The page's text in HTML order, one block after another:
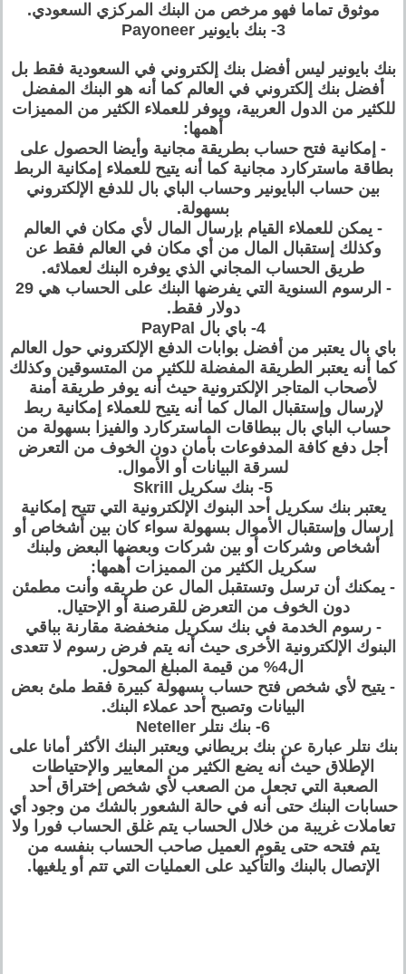
موثوق تماما فهو مرخص من البنك المركزي السعودي.
3- بنك بايونير Payoneer
بنك بايونير ليس أفضل بنك إلكتروني في السعودية فقط بل
أفضل بنك إلكتروني في العالم كما أنه هو البنك المفضل
للكثير من الدول العربية، ويوفر للعملاء الكثير من المميزات
أهمها:
- إمكانية فتح حساب بطريقة مجانية وأيضا الحصول على
بطاقة ماستركارد مجانية كما أنه يتيح للعملاء إمكانية الربط
بين حساب البايونير وحساب الباي بال للدفع الإلكتروني
بسهولة.
- يمكن للعملاء القيام بإرسال المال لأي مكان في العالم
وكذلك إستقبال المال من أي مكان في العالم فقط عن
طريق الحساب المجاني الذي يوفره البنك لعملائه.
- الرسوم السنوية التي يفرضها البنك على الحساب هي 29
دولار فقط.
4- باي بال PayPal
باي بال يعتبر من أفضل بوابات الدفع الإلكتروني حول العالم
كما أنه يعتبر الطريقة المفضلة للكثير من المتسوقين وكذلك
لأصحاب المتاجر الإلكترونية حيث أنه يوفر طريقة أمنة
لإرسال وإستقبال المال كما أنه يتيح للعملاء إمكانية ربط
حساب الباي بال ببطاقات الماستركارد والفيزا بسهولة من
أجل دفع كافة المدفوعات بأمان دون الخوف من التعرض
لسرقة البيانات أو الأموال.
5- بنك سكريل Skrill
يعتبر بنك سكريل أحد البنوك الإلكترونية التي تتيح إمكانية
إرسال وإستقبال الأموال بسهولة سواء كان بين أشخاص أو
أشخاص وشركات أو بين شركات وبعضها البعض ولبنك
سكريل الكثير من المميزات أهمها:
- يمكنك أن ترسل وتستقبل المال عن طريقه وأنت مطمئن
دون الخوف من التعرض للقرصنة أو الإحتيال.
- رسوم الخدمة في بنك سكريل منخفضة مقارنة بباقي
البنوك الإلكترونية الأخرى حيث أنه يتم فرض رسوم لا تتعدى
ال4% من قيمة المبلغ المحول.
- يتيح لأي شخص فتح حساب بسهولة كبيرة فقط ملئ بعض
البيانات وتصبح أحد عملاء البنك.
6- بنك نتلر Neteller
بنك نتلر عبارة عن بنك بريطاني ويعتبر البنك الأكثر أمانا على
الإطلاق حيث أنه يضع الكثير من المعايير والإحتياطات
الصعبة التي تجعل من الصعب لأي شخص إختراق أحد
حسابات البنك حتى أنه في حالة الشعور بالشك من وجود أي
تعاملات غريبة من خلال الحساب يتم غلق الحساب فورا ولا
يتم فتحه حتى يقوم العميل صاحب الحساب بنفسه من
الإتصال بالبنك والتأكيد على العمليات التي تتم أو يلغيها.